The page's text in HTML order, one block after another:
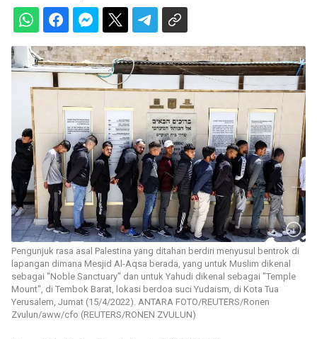
Pengunjuk rasa asal Palestina yang ditahan berdiri menyusul bentrok di
lapangan dimana Mesjid Al-Aqsa berada, yang untuk Muslim dikenal
sebagai "Noble Sanctuary" dan untuk Yahudi dikenal sebagai "Temple
Mount", di Tembok Barat, lokasi berdoa suci Yudaism, di Kota Tua
Yerusalem, Jumat (15/4/2022). ANTARA FOTO/REUTERS/Ronen
Zvulun/aww/cfo (REUTERS/RONEN ZVULUN)